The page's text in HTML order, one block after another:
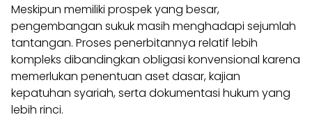
Meskipun memiliki prospek yang besar,
pengembangan sukuk masih menghadapi sejumlah
tantangan. Proses penerbitannya relatif lebih
kompleks dibandingkan obligasi konvensional karena
memerlukan penentuan aset dasar, kajian
kepatuhan syariah, serta dokumentasi hukum yang
lebih rinci.